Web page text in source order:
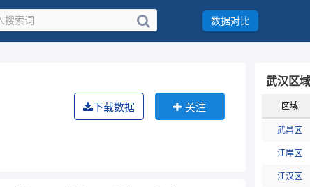
数据对比
关注
下载数据
武汉区
区域
武昌区
江岸区
江汉区